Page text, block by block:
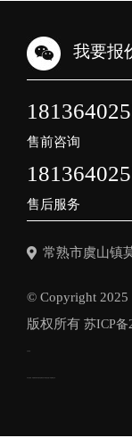
我要报
售前咨询
售后服务
常熟市虞山镇
© Copyright 2025
版权所有 苏ICP备